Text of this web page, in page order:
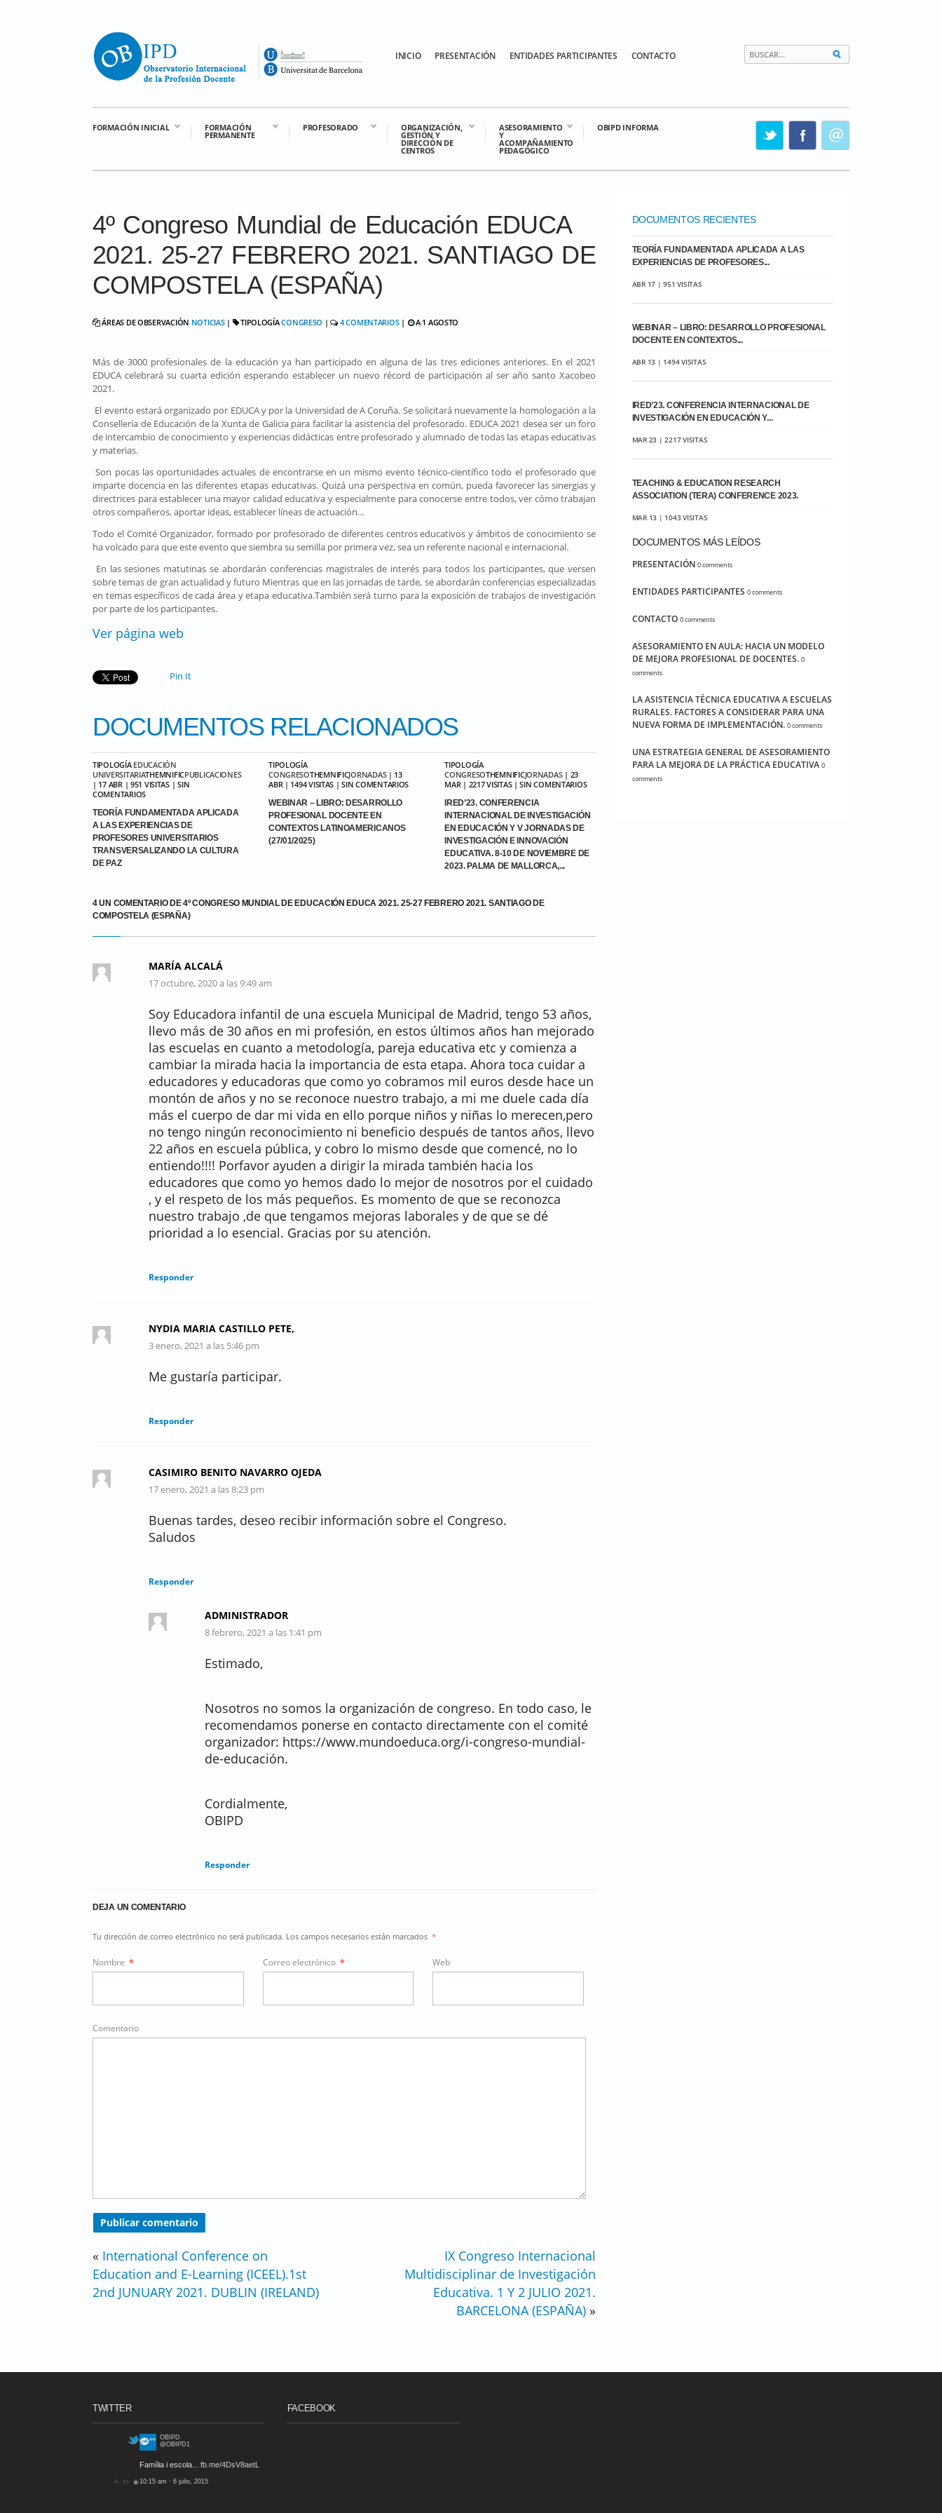
INICIO PRESENTACIÓN ENTIDADES PARTICIPANTES CONTACTO
FORMACIÓN INICIAL FORMACIÓN
PERMANENTE
PROFESORADO ORGANIZACIÓN,
GESTIÓN Y
DIRECCIÓN DE
CENTROS
ASESORAMIENTO
Y
ACOMPAÑAMIENTO
PEDAGÓGICO
OBIPD INFORMA
4º Congreso Mundial de Educación EDUCA
2021. 25-27 FEBRERO 2021. SANTIAGO DE
COMPOSTELA (ESPAÑA)
ÁREAS DE OBSERVACIÓN NOTICIAS| TIPOLOGÍACONGRESO | 4 COMENTARIOS| A 1 AGOSTO
Más de 3000 profesionales de la educación ya han participado en alguna de las tres ediciones anteriores. En el 2021
EDUCA celebrará su cuarta edición esperando establecer un nuevo récord de participación al ser año santo Xacobeo
2021.
El evento estará organizado por EDUCA y por la Universidad de A Coruña. Se solicitará nuevamente la homologación a la
Consellería de Educación de la Xunta de Galicia para facilitar la asistencia del profesorado. EDUCA 2021 desea ser un foro
de intercambio de conocimiento y experiencias didácticas entre profesorado y alumnado de todas las etapas educativas
y materias.
Son pocas las oportunidades actuales de encontrarse en un mismo evento técnico-científico todo el profesorado que
imparte docencia en las diferentes etapas educativas. Quizá una perspectiva en común, pueda favorecer las sinergias y
directrices para establecer una mayor calidad educativa y especialmente para conocerse entre todos, ver cómo trabajan
otros compañeros, aportar ideas, establecer líneas de actuación…
Todo el Comité Organizador, formado por profesorado de diferentes centros educativos y ámbitos de conocimiento se
ha volcado para que este evento que siembra su semilla por primera vez, sea un referente nacional e internacional.
En las sesiones matutinas se abordarán conferencias magistrales de interés para todos los participantes, que versen
sobre temas de gran actualidad y futuro Mientras que en las jornadas de tarde, se abordarán conferencias especializadas
en temas específicos de cada área y etapa educativa.También será turno para la exposición de trabajos de investigación
por parte de los participantes.
Ver página web
Pin It
DOCUMENTOSRELACIONADOS
TIPOLOGÍA EDUCACIÓN
UNIVERSITARIATHEMNIFICPUBLICACIONES
| 17 ABR | 951 VISITAS | SIN
COMENTARIOS
TEORÍA FUNDAMENTADA APLICADA
A LAS EXPERIENCIAS DE
PROFESORES UNIVERSITARIOS
TRANSVERSALIZANDO LA CULTURA
DE PAZ
TIPOLOGÍA
CONGRESOTHEMNIFICJORNADAS| 13
ABR | 1494 VISITAS | SIN COMENTARIOS
WEBINAR – LIBRO: DESARROLLO
PROFESIONAL DOCENTE EN
CONTEXTOS LATINOAMERICANOS
(27/01/2025)
TIPOLOGÍA
CONGRESOTHEMNIFICJORNADAS| 23
MAR | 2217 VISITAS | SIN COMENTARIOS
IRED’23. CONFERENCIA
INTERNACIONAL DE INVESTIGACIÓN
EN EDUCACIÓN Y V JORNADAS DE
INVESTIGACIÓN E INNOVACIÓN
EDUCATIVA. 8-10 DE NOVIEMBRE DE
2023. PALMA DE MALLORCA,...
4 UN COMENTARIO DE 4º CONGRESO MUNDIAL DE EDUCACIÓN EDUCA 2021. 25-27 FEBRERO 2021. SANTIAGO DE
COMPOSTELA (ESPAÑA)
MARÍA ALCALÁ
17 octubre, 2020 a las 9:49 am
Soy Educadora infantil de una escuela Municipal de Madrid, tengo 53 años,
llevo más de 30 años en mi profesión, en estos últimos años han mejorado
las escuelas en cuanto a metodología, pareja educativa etc y comienza a
cambiar la mirada hacia la importancia de esta etapa. Ahora toca cuidar a
educadores y educadoras que como yo cobramos mil euros desde hace un
montón de años y no se reconoce nuestro trabajo, a mi me duele cada día
más el cuerpo de dar mi vida en ello porque niños y niñas lo merecen,pero
no tengo ningún reconocimiento ni beneficio después de tantos años, llevo
22 años en escuela pública, y cobro lo mismo desde que comencé, no lo
entiendo!!!! Porfavor ayuden a dirigir la mirada también hacia los
educadores que como yo hemos dado lo mejor de nosotros por el cuidado
, y el respeto de los más pequeños. Es momento de que se reconozca
nuestro trabajo ,de que tengamos mejoras laborales y de que se dé
prioridad a lo esencial. Gracias por su atención.
Responder
NYDIA MARIA CASTILLO PETE,
3 enero, 2021 a las 5:46 pm
Me gustaría participar.
Responder
CASIMIRO BENITO NAVARRO OJEDA
17 enero, 2021 a las 8:23 pm
Buenas tardes, deseo recibir información sobre el Congreso.
Saludos
Responder
ADMINISTRADOR
8 febrero, 2021 a las 1:41 pm
Estimado,
Nosotros no somos la organización de congreso. En todo caso, le
recomendamos ponerse en contacto directamente con el comité
organizador: https://www.mundoeduca.org/i-congreso-mundial-
de-educación.
Cordialmente,
OBIPD
Responder
DEJA UN COMENTARIO
Tu dirección de correo electrónico no será publicada. Los campos necesarios están marcados *
Nombre * Correo electrónico * Web
Comentario
« International Conference on
Education and E-Learning (ICEEL).1st
2nd JUNUARY 2021. DUBLIN (IRELAND)
IX Congreso Internacional
Multidisciplinar de Investigación
Educativa. 1 Y 2 JULIO 2021.
BARCELONA (ESPAÑA) »
DOCUMENTOS RECIENTES
TEORÍA FUNDAMENTADA APLICADA A LAS
EXPERIENCIAS DE PROFESORES...
ABR 17 | 951 VISITAS
WEBINAR – LIBRO: DESARROLLO PROFESIONAL
DOCENTE EN CONTEXTOS...
ABR 13 | 1494 VISITAS
IRED’23. CONFERENCIA INTERNACIONAL DE
INVESTIGACIÓN EN EDUCACIÓN Y...
MAR 23 | 2217 VISITAS
TEACHING & EDUCATION RESEARCH
ASSOCIATION (TERA) CONFERENCE 2023.
MAR 13 | 1043 VISITAS
DOCUMENTOS MÁS LEÍDOS
PRESENTACIÓN 0 comments
ENTIDADES PARTICIPANTES 0 comments
CONTACTO 0 comments
ASESORAMIENTO EN AULA: HACIA UN MODELO
DE MEJORA PROFESIONAL DE DOCENTES. 0
comments
LA ASISTENCIA TÉCNICA EDUCATIVA A ESCUELAS
RURALES. FACTORES A CONSIDERAR PARA UNA
NUEVA FORMA DE IMPLEMENTACIÓN. 0 comments
UNA ESTRATEGIA GENERAL DE ASESORAMIENTO
PARA LA MEJORA DE LA PRÁCTICA EDUCATIVA 0
comments
TWITTER
OBIPD
@OBIPD1
Família i escola...fb.me/4DsV8aetL
10:15 am · 6 julio, 2015
FACEBOOK